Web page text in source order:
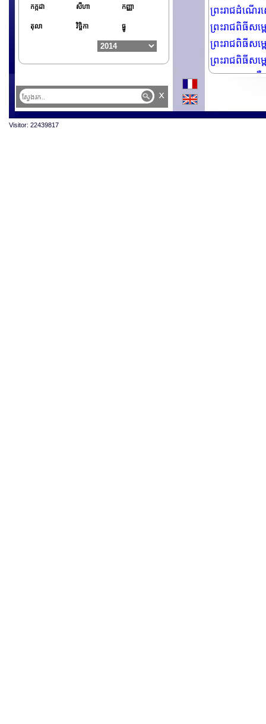
កក្កដា សីហា កញ្ញា
តុលា វិច្ឆិកា ធ្នូ
ព្រះរាជដំណើរ
ព្រះរាជពិធីសម្
ព្រះរាជពិធីសម្
ព្រះរាជពិធីសម្
លោក លាង ដឺ
x
Visitor: 22439817